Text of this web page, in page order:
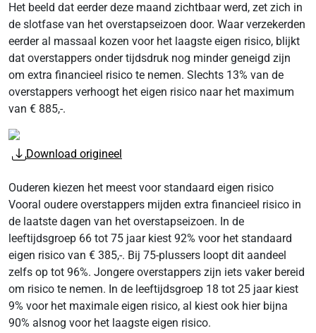
Het beeld dat eerder deze maand zichtbaar werd, zet zich in
de slotfase van het overstapseizoen door. Waar verzekerden
eerder al massaal kozen voor het laagste eigen risico, blijkt
dat overstappers onder tijdsdruk nog minder geneigd zijn
om extra financieel risico te nemen. Slechts 13% van de
overstappers verhoogt het eigen risico naar het maximum
van € 885,-.
Download origineel
Ouderen kiezen het meest voor standaard eigen risico
Vooral oudere overstappers mijden extra financieel risico in
de laatste dagen van het overstapseizoen. In de
leeftijdsgroep 66 tot 75 jaar kiest 92% voor het standaard
eigen risico van € 385,-. Bij 75-plussers loopt dit aandeel
zelfs op tot 96%. Jongere overstappers zijn iets vaker bereid
om risico te nemen. In de leeftijdsgroep 18 tot 25 jaar kiest
9% voor het maximale eigen risico, al kiest ook hier bijna
90% alsnog voor het laagste eigen risico.